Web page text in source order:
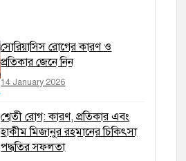
সোরিয়াসিস রোগের কারণ ও
প্রতিকার জেনে নিন
14 January 2026
শ্বেতী রোগ: কারণ, প্রতিকার এবং
হাকীম মিজানুর রহমানের চিকিৎসা
পদ্ধতির সফলতা